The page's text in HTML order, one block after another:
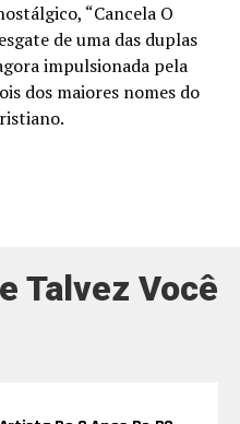
“Cancela O
de uma das duplas
impulsionada pela
dos maiores nomes do
Talvez Você